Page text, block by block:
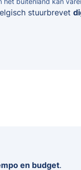
stuurbrevet
en budget.